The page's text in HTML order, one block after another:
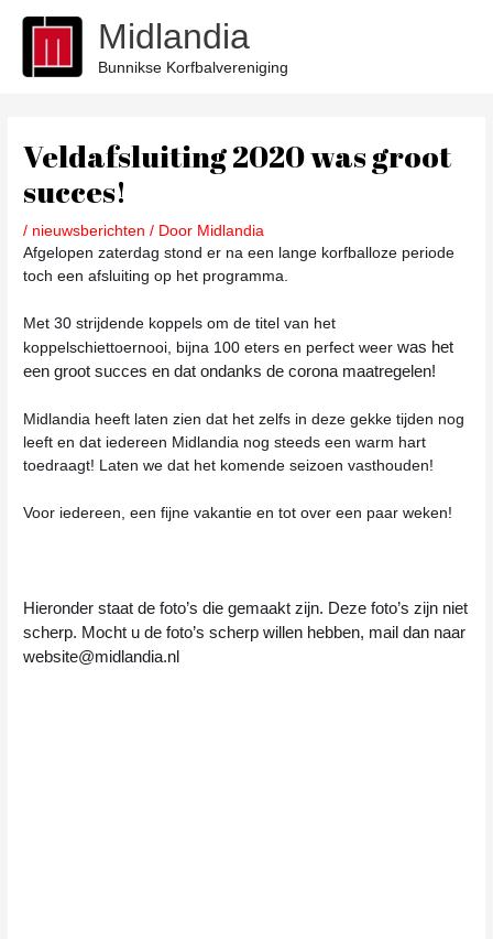
inhoud
Midlandia
Bunnikse Korfbalvereniging
Veldafsluiting 2020 was groot
succes!
/ nieuwsberichten / Door Midlandia
Afgelopen zaterdag stond er na een lange korfballoze periode
toch een afsluiting op het programma.
Met 30 strijdende koppels om de titel van het
koppelschiettoernooi, bijna 100 eters en perfect weerwas het
een groot succes en dat ondanks de corona maatregelen!
Midlandia heeft laten zien dat het zelfs in deze gekke tijden nog
leeft en dat iedereen Midlandia nog steeds een warm hart
toedraagt! Laten we dat het komende seizoen vasthouden!
Voor iedereen, een fijne vakantie en tot over een paar weken!
Hieronder staat de foto’s die gemaakt zijn. Deze foto’s zijn niet
scherp. Mocht u de foto’s scherp willen hebben, mail dan naar
website@midlandia.nl